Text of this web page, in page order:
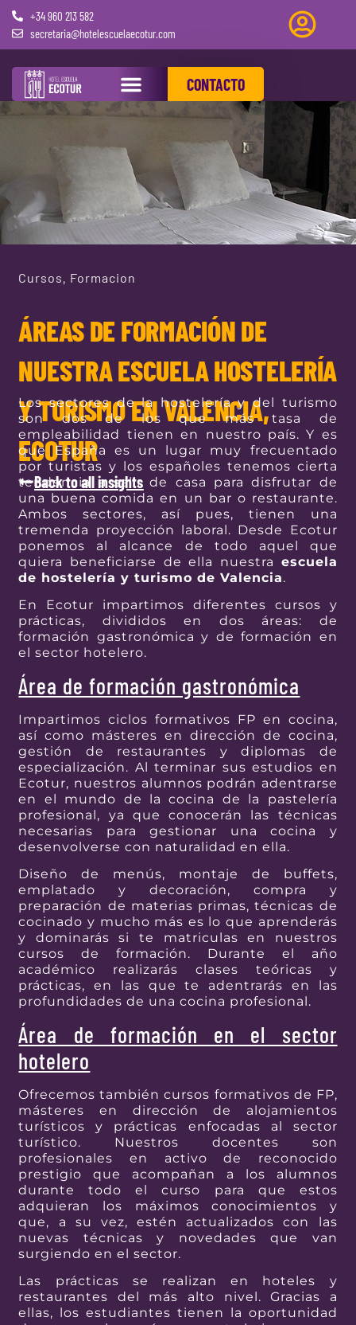
+34 960 213 582
secretaria@hotelescuelaecotur.com
CONTACTO
Cursos, Formacion
ÁREAS DE FORMACIÓN DE
NUESTRA ESCUELA HOSTELERÍA
Y TURISMO EN VALENCIA,
ECOTUR
Back to all insights
Los sectores de la hostelería y del turismo
son dos de los que más tasa de
empleabilidad tienen en nuestro país. Y es
que España es un lugar muy frecuentado
por turistas y los españoles tenemos cierta
tendencia a salir de casa para disfrutar de
una buena comida en un bar o restaurante.
Ambos sectores, así pues, tienen una
tremenda proyección laboral. Desde Ecotur
ponemos al alcance de todo aquel que
quiera beneficiarse de ella nuestra escuela
de hostelería y turismo de Valencia.
En Ecotur impartimos diferentes cursos y
prácticas, divididos en dos áreas: de
formación gastronómica y de formación en
el sector hotelero.
Área de formación gastronómica
Impartimos ciclos formativos FP en cocina,
así como másteres en dirección de cocina,
gestión de restaurantes y diplomas de
especialización. Al terminar sus estudios en
Ecotur, nuestros alumnos podrán adentrarse
en el mundo de la cocina de la pastelería
profesional, ya que conocerán las técnicas
necesarias para gestionar una cocina y
desenvolverse con naturalidad en ella.
Diseño de menús, montaje de buffets,
emplatado y decoración, compra y
preparación de materias primas, técnicas de
cocinado y mucho más es lo que aprenderás
y dominarás si te matriculas en nuestros
cursos de formación. Durante el año
académico realizarás clases teóricas y
prácticas, en las que te adentrarás en las
profundidades de una cocina profesional.
Área de formación en el sector
hotelero
Ofrecemos también cursos formativos de FP,
másteres en dirección de alojamientos
turísticos y prácticas enfocadas al sector
turístico. Nuestros docentes son
profesionales en activo de reconocido
prestigio que acompañan a los alumnos
durante todo el curso para que estos
adquieran los máximos conocimientos y
que, a su vez, estén actualizados con las
nuevas técnicas y novedades que van
surgiendo en el sector.
Las prácticas se realizan en hoteles y
restaurantes del más alto nivel. Gracias a
ellas, los estudiantes tienen la oportunidad